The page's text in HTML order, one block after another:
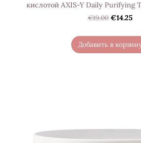
кислотой AXIS-Y Daily Purifying
€19.00 €14.25
Добавить в